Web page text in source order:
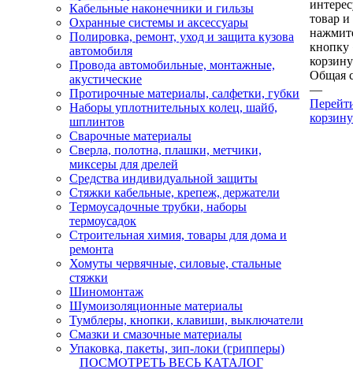
Кабельные наконечники и гильзы
Охранные системы и аксессуары
Полировка, ремонт, уход и защита кузова
автомобиля
Провода автомобильные, монтажные,
акустические
Протирочные материалы, салфетки, губки
Наборы уплотнительных колец, шайб,
шплинтов
Сварочные материалы
Сверла, полотна, плашки, метчики,
миксеры для дрелей
Средства индивидуальной защиты
Стяжки кабельные, крепеж, держатели
Термоусадочные трубки, наборы
термоусадок
Строительная химия, товары для дома и
ремонта
Хомуты червячные, силовые, стальные
стяжки
Шиномонтаж
Шумоизоляционные материалы
Тумблеры, кнопки, клавиши, выключатели
Смазки и смазочные материалы
Упаковка, пакеты, зип-локи (грипперы)
ПОСМОТРЕТЬ ВЕСЬ КАТАЛОГ
товар и
кнопку
Общая
—
корзину